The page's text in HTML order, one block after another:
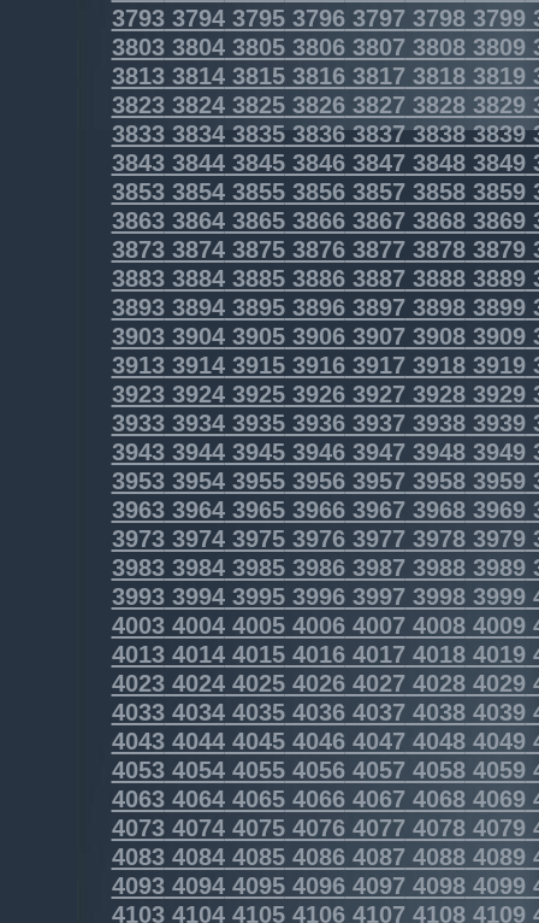
37933794379537963797 37983799
38033804380538063807 38083809
38133814381538163817 38183819
38233824382538263827 38283829
3833383438353836383738383839
3843384438453846384738483849
3853385438553856385738583859
3863386438653866386738683869
3873387438753876387738783879
3883388438853886388738883889
3893389438953896389738983899
3903390439053906390739083909
3913391439153916391739183919
3923392439253926392739283929
3933393439353936393739383939
3943394439453946394739483949
3953395439553956395739583959
3963396439653966396739683969
3973397439753976397739783979
39833984398539863987 39883989
39933994399539963997 39983999
40034004400540064007 40084009
40134014401540164017 40184019
40234024402540264027 40284029
40334034403540364037 40384039
40434044404540464047 40484049
40534054405540564057 40584059
40634064406540664067 40684069
40734074407540764077 40784079
40834084408540864087 40884089
40934094409540964097 40984099
41034104410541064107 41084109